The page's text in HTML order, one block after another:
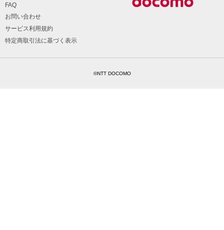
FAQ
お問い合わせ
サービス利用規約
特定商取引法に基づく表示
©NTT DOCOMO